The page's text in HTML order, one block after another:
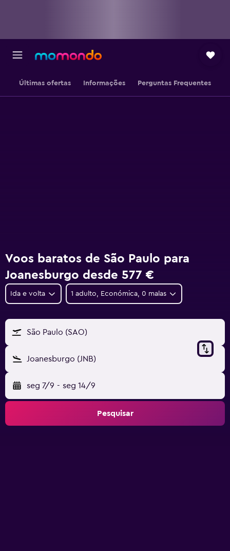
Últimas ofertas Informações Perguntas Frequentes
Voos baratos de São Paulo para
Joanesburgo desde 577 €
Ida e volta 1 adulto, Económica, 0 malas
São Paulo (SAO)
Joanesburgo (JNB)
seg 7/9 - seg 14/9
Pesquisar